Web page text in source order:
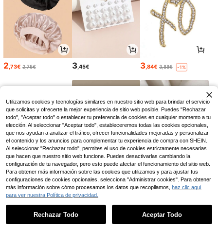
0
2,73€ 2,75€ 3,45€ 3,84€ 3,88€ -1%
11,52€ 8,63€ 5,19€
Utilizamos cookies y tecnologías similares en nuestro sitio web para brindar el servicio
que solicitas y ofrecerte la mejor experiencia de sitio web posible. Puedes "Rechazar
todo", "Aceptar todo" o establecer tu preferencia de cookies en cualquier momento a tu
elección. Al seleccionar "Aceptar todo", estableceremos todas las cookies opcionales,
que nos ayudan a analizar el tráfico, ofrecer funcionalidades mejoradas y personalizar
el contenido y los anuncios para complementar tu experiencia de compra con SHEIN.
Al seleccionar "Rechazar todo", permites el uso de cookies estrictamente necesarias
que hacen que nuestro sitio web funcione. Puedes desactivarlas cambiando la
configuración de tu navegador, pero esto puede afectar el funcionamiento del sitio web.
Para obtener más información sobre las cookies que utilizamos y para ajustar tus
configuraciones de cookies opcionales, selecciona "Administrar cookies". Para obtener
más información sobre cómo procesamos los datos que recopilamos, haz clic aquí
para ver nuestra Política de privacidad.
Rechazar Todo Aceptar Todo